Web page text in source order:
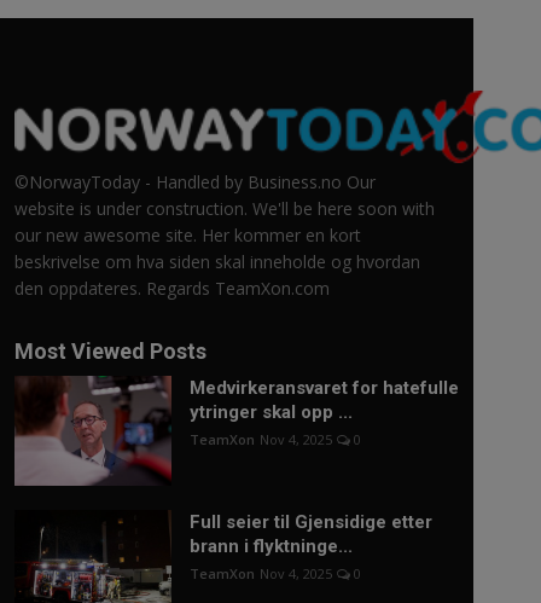
©NorwayToday - Handled by Business.no Our
website is under construction. We'll be here soon with
our new awesome site. Her kommer en kort
beskrivelse om hva siden skal inneholde og hvordan
den oppdateres. Regards TeamXon.com
Most Viewed Posts
Medvirkeransvaret for hatefulle
ytringer skal opp ...
TeamXon Nov 4, 2025 0
Full seier til Gjensidige etter
brann i flyktninge...
TeamXon Nov 4, 2025 0